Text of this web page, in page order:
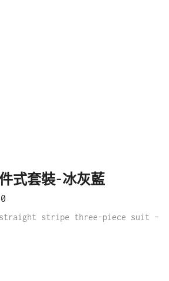
式套裝-冰灰藍
straight stripe three-piece suit –